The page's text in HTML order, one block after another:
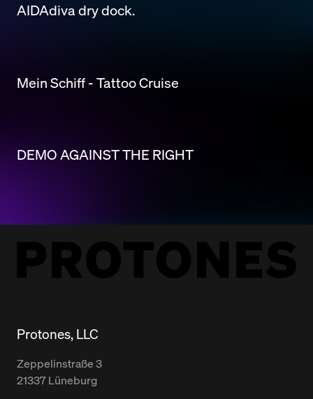
AIDAdiva dry dock.
Mein Schiff - Tattoo Cruise
DEMO AGAINST THE RIGHT
Protones, LLC
Zeppelinstraße3
21337Lüneburg